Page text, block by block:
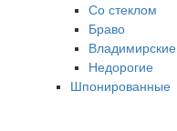
Со стеклом
Браво
Владимирские
Недорогие
Шпонированные